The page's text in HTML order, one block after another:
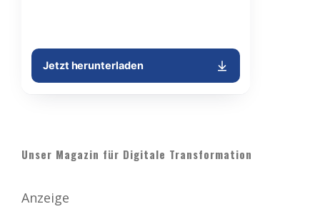
Unser Magazin für Digitale Transformation
Anzeige